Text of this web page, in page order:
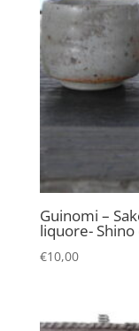
Guinomi –
liquore-
€10,00